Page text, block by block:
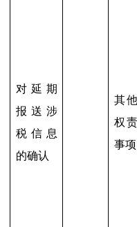
对延期
报送涉
税信息
的确认
其
权
事项